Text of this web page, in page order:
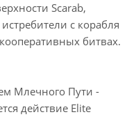
Scarab,
с корабля
битвах.
Млечного Пути -
действие Elite